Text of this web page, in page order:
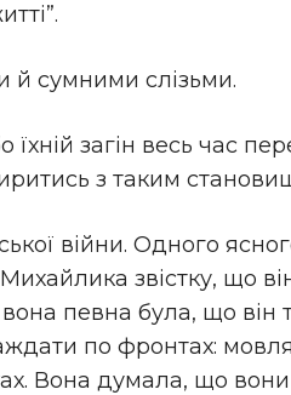
й сумними слізьми.
загін весь час
з таким
війни. Одного
звістку, що
певна була, що він
по фронтах:
Вона думала, що вони